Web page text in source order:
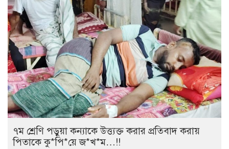
৭ম শ্রেণি পড়ুয়া কন্যাকে উত্ত্যক্ত করার প্রতিবাদ করায়
পিতাকে কু*পি*য়ে জ*খ*ম…!!